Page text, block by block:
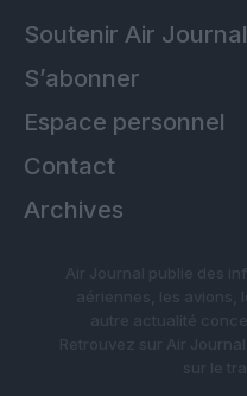
Soutenir Air Journal
S’abonner
Espace personnel
Contact
Archives